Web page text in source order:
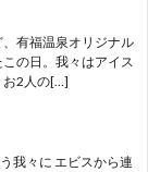
有福温泉オリジナル
の日。我々はアイス
お2人の[…]
我々に エビスから連